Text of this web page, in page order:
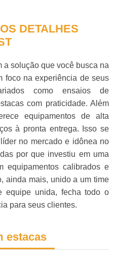
DETALHES
a solução que você busca na
foco na experiência de seus
como ensaios de
com praticidade. Além
equipamentos de alta
à pronta entrega. Isso se
no mercado e idônea no
por que investiu em uma
equipamentos calibrados e
ainda mais, unido a um time
equipe unida, fecha todo o
para seus clientes.
estacas